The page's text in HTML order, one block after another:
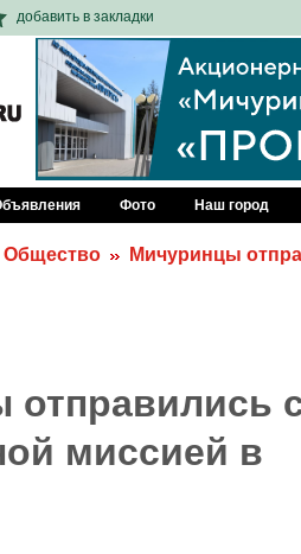
добавить в закладки
Фото Наш город
Общество
Мичуринцы
миссией в